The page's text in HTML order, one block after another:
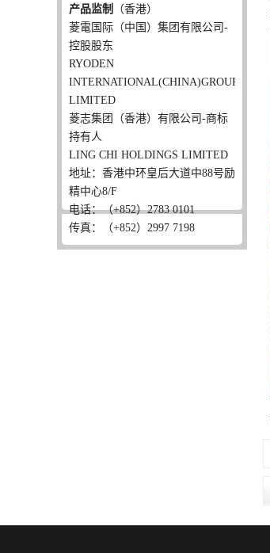
产品监制
（香港）
菱電国际（中国）集团有限公司-
控股股东
RYODEN
INTERNATIONAL(CHINA)GROUP
LIMITED
菱志集团（香港）有限公司-商标
持有人
LING CHI HOLDINGS LIMITED
地址：香港中环皇后大道中88号励
精中心8/F
电话：（+852）2783 0101
传真：（+852）2997 7198